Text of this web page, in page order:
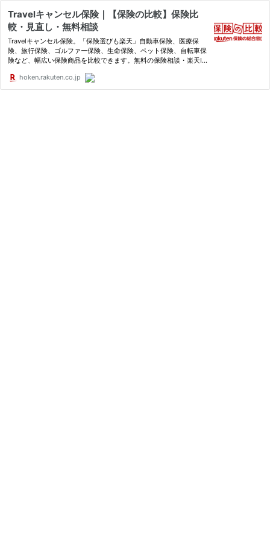
Travelキャンセル保険｜【保険の比較】保険比
較・見直し・無料相談
Travelキャンセル保険。「保険選びも楽天」自動車保険、医療保
険、旅行保険、ゴルファー保険、生命保険、ペット保険、自転車保
険など、幅広い保険商品を比較できます。無料の保険相談・楽天ID
hoken.rakuten.co.jp